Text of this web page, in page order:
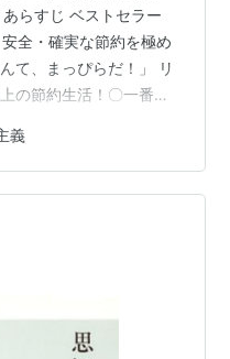
らすじ ベストセラー
全・確実な節約を極め
て、まっぴらだ！」 リ
の節約生活！〇一番安
ん〇年金は受給開始に
用金庫を利用する〇自
か賃貸か〇お金をおろ
ってよかった唯一のサ
会員になったのか〇健
義